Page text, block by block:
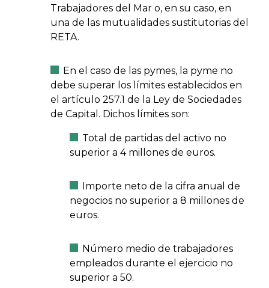
Trabajadores del Mar o, en su caso, en
una de las mutualidades sustitutorias del
RETA.
En el caso de las pymes, la pyme no
debe superar los límites establecidos en
el artículo 257.1 de la Ley de Sociedades
de Capital. Dichos límites son:
Total de partidas del activo no
superior a 4 millones de euros.
Importe neto de la cifra anual de
negocios no superior a 8 millones de
euros.
Número medio de trabajadores
empleados durante el ejercicio no
superior a 50.